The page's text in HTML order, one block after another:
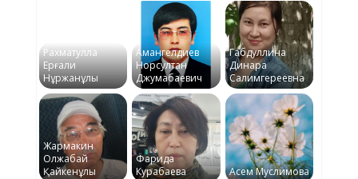
Рахматулла
Ерғали
Нұржанұлы
Амангелдиев
Норсултан
Джумабаевич
Габдуллина
Динара
Салимгереевна
Жармакин
Олжабай
Қайкенұлы
Фарида
Курабаева
Асем Муслимова